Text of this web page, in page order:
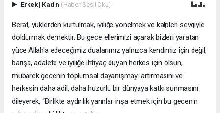
Erkek| Kadın (Haberi Sesli Oku)
Berat, yüklerden kurtulmak, iyiliğe yönelmek ve kalpleri sevgiyle
doldurmak demektir. Bu gece ellerimizi açarak bizleri yaratan
yüce Allah'a edeceğimiz dualarımız yalnızca kendimiz için değil,
barışa, adalete ve iyiliğe ihtiyaç duyan herkes için olsun,
mübarek gecenin toplumsal dayanışmayı artırmasını ve
herkesin daha adil, daha huzurlu bir dünyaya katkı sunmasını
dileyerek, “Birlikte aydınlık yarınlar inşa etmek için bu gecenin